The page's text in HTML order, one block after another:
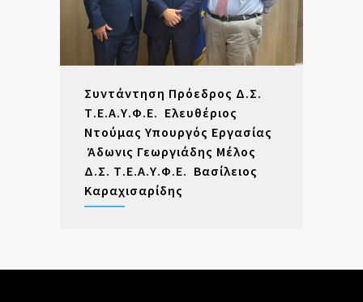
Συντάντηση Πρόεδρος Δ.Σ.
Τ.Ε.Α.Υ.Φ.Ε. Ελευθέριος
Ντούμας Υπουργός Εργασίας
Άδωνις Γεωργιάδης Μέλος
Δ.Σ. Τ.Ε.Α.Υ.Φ.Ε. Βασίλειος
Καραχισαρίδης